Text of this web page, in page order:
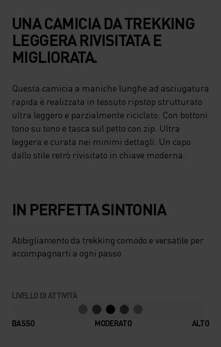
UNA CAMICIA DA TREKKING
LEGGERA RIVISITATA E
MIGLIORATA.
Questa camicia a maniche lunghe ad asciugatura
rapida è realizzata in tessuto ripstop strutturato
ultra leggero e parzialmente riciclato. Con bottoni
tono su tono e tasca sul petto con zip. Ultra
leggera e curata nei minimi dettagli. Un capo
dallo stile retrò rivisitato in chiave moderna.
IN PERFETTA SINTONIA
Abbigliamento da trekking comodo e versatile per
accompagnarti a ogni passo.
LIVELLO DI ATTIVITÀ
BASSO MODERATO ALTO